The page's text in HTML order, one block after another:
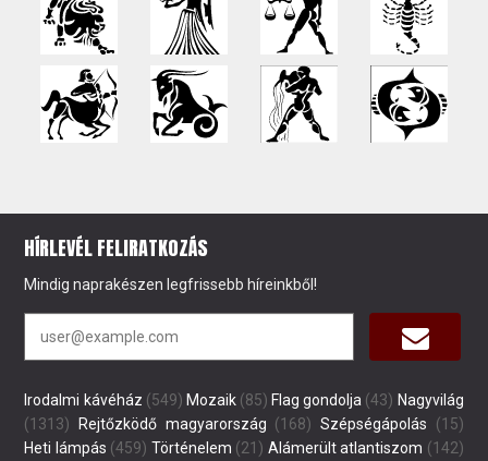
HÍRLEVÉL FELIRATKOZÁS
Mindig naprakészen legfrissebb híreinkből!
Irodalmi kávéház (549) Mozaik(85) Flag gondolja (43) Nagyvilág
(1313)
Rejtőzködő magyarország (168) Szépségápolás (15)
Heti lámpás (459) Történelem (21) Alámerült atlantiszom (142)